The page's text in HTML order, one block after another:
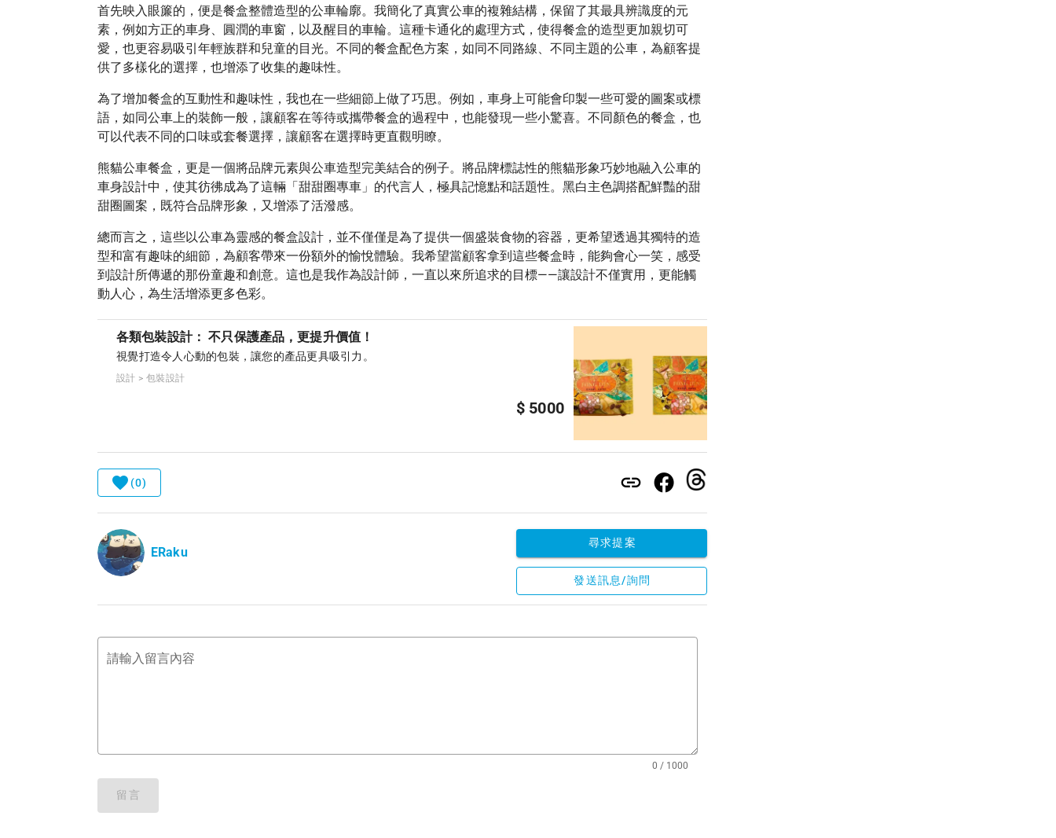
首先映入眼簾的，便是餐盒整體造型的公車輪廓。我簡化了真實公車的複雜結構，保留了其最具辨識度的元
素，例如方正的車身、圓潤的車窗，以及醒目的車輪。這種卡通化的處理方式，使得餐盒的造型更加親切可
愛，也更容易吸引年輕族群和兒童的目光。不同的餐盒配色方案，如同不同路線、不同主題的公車，為顧客提
供了多樣化的選擇，也增添了收集的趣味性。
為了增加餐盒的互動性和趣味性，我也在一些細節上做了巧思。例如，車身上可能會印製一些可愛的圖案或標
語，如同公車上的裝飾一般，讓顧客在等待或攜帶餐盒的過程中，也能發現一些小驚喜。不同顏色的餐盒，也
可以代表不同的口味或套餐選擇，讓顧客在選擇時更直觀明瞭。
熊貓公車餐盒，更是一個將品牌元素與公車造型完美結合的例子。將品牌標誌性的熊貓形象巧妙地融入公車的
車身設計中，使其彷彿成為了這輛「甜甜圈專車」的代言人，極具記憶點和話題性。黑白主色調搭配鮮豔的甜
甜圈圖案，既符合品牌形象，又增添了活潑感。
總而言之，這些以公車為靈感的餐盒設計，並不僅僅是為了提供一個盛裝食物的容器，更希望透過其獨特的造
型和富有趣味的細節，為顧客帶來一份額外的愉悅體驗。我希望當顧客拿到這些餐盒時，能夠會心一笑，感受
到設計所傳遞的那份童趣和創意。這也是我作為設計師，一直以來所追求的目標——讓設計不僅實用，更能觸
動人心，為生活增添更多色彩。
各類包裝設計： 不只保護產品，更提升價值！
視覺打造令人心動的包裝，讓您的產品更具吸引力。
設計 > 包裝設計
$ 5000
(0)
ERaku
尋求提案
發送訊息/詢問
請輸入留言內容
0 / 1000
留言